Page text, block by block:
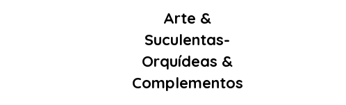
Arte &
Suculentas-
Orquídeas &
Complementos